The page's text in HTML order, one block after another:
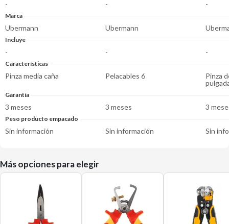
- - -
Marca
Ubermann Ubermann
Incluye
- - -
Características
Pinza media caña Pelacables 6
Pinza
Garantía
3 meses 3 meses 3
Peso producto empacado
Sin información Sin información Sin
Más opciones para elegir